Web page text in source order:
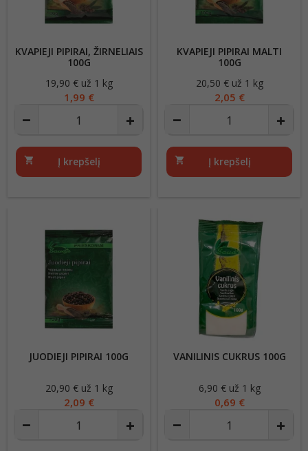
KVAPIEJI PIPIRAI, ŽIRNELIAIS
100G
Kaina
19,90 € už 1 kg
1,99 €
shopping_cart Į krepšelį
KVAPIEJI PIPIRAI MALTI
100G
Kaina
20,50 € už 1 kg
2,05 €
shopping_cart Į krepšelį
JUODIEJI PIPIRAI 100G
Kaina
20,90 € už 1 kg
2,09 €
VANILINIS CUKRUS 100G
Kaina
6,90 € už 1 kg
0,69 €